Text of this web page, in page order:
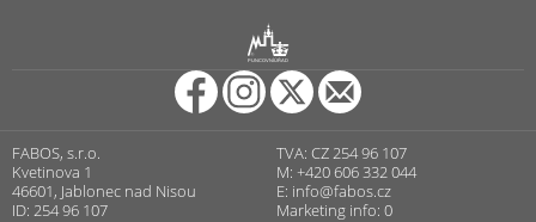
PUNCOVNÍ ÚŘAD
FABOS, s.r.o.
Kvetinova 1
46601, Jablonec nad Nisou
ID: 254 96 107
TVA: CZ 254 96 107
M: +420 606 332 044
E: info@fabos.cz
Marketing info: 0